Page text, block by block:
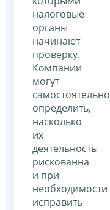
налоговые
органы
начинают
проверку.
Компании
могут
самостоятельно
определить,
насколько
их
деятельность
рискованна
и при
необходимости
исправить